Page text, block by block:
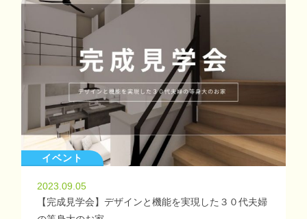
イベント
2023.09.05
【完成見学会】デザインと機能を実現した３０代夫婦